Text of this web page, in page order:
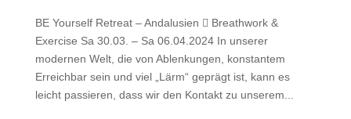
BE Yourself Retreat – Andalusien  Breathwork &
Exercise Sa 30.03. – Sa 06.04.2024 In unserer
modernen Welt, die von Ablenkungen, konstantem
Erreichbar sein und viel „Lärm“ geprägt ist, kann es
leicht passieren, dass wir den Kontakt zu unserem...